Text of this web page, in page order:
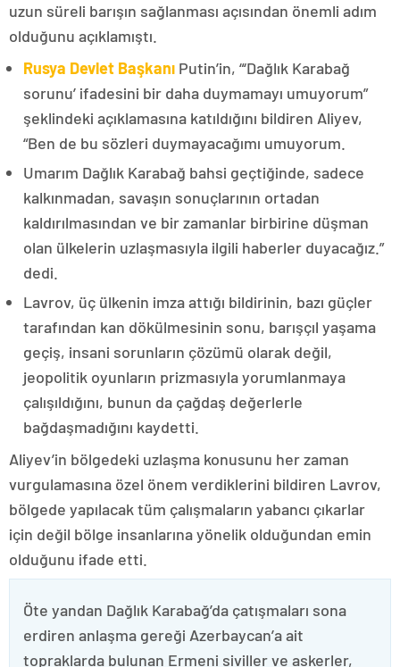
uzun süreli barışın sağlanması açısından önemli adım
olduğunu açıklamıştı.
Rusya Devlet Başkanı Putin’in, “‘Dağlık Karabağ
sorunu’ ifadesini bir daha duymamayı umuyorum”
şeklindeki açıklamasına katıldığını bildiren Aliyev,
“Ben de bu sözleri duymayacağımı umuyorum.
Umarım Dağlık Karabağ bahsi geçtiğinde, sadece
kalkınmadan, savaşın sonuçlarının ortadan
kaldırılmasından ve bir zamanlar birbirine düşman
olan ülkelerin uzlaşmasıyla ilgili haberler duyacağız.”
dedi.
Lavrov, üç ülkenin imza attığı bildirinin, bazı güçler
tarafından kan dökülmesinin sonu, barışçıl yaşama
geçiş, insani sorunların çözümü olarak değil,
jeopolitik oyunların prizmasıyla yorumlanmaya
çalışıldığını, bunun da çağdaş değerlerle
bağdaşmadığını kaydetti.
Aliyev’in bölgedeki uzlaşma konusunu her zaman
vurgulamasına özel önem verdiklerini bildiren Lavrov,
bölgede yapılacak tüm çalışmaların yabancı çıkarlar
için değil bölge insanlarına yönelik olduğundan emin
olduğunu ifade etti.
Öte yandan Dağlık Karabağ’da çatışmaları sona
erdiren anlaşma gereği Azerbaycan’a ait
topraklarda bulunan Ermeni siviller ve askerler,